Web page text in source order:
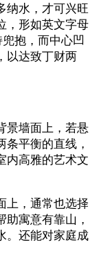
纳水，才可兴旺
，形如英文字母
抱，而中心凹
以达致丁财两
景墙面上，若悬
平衡的直线，
内高雅的艺术文
上，通常也选择
寓意有靠山，
。还能对家庭成